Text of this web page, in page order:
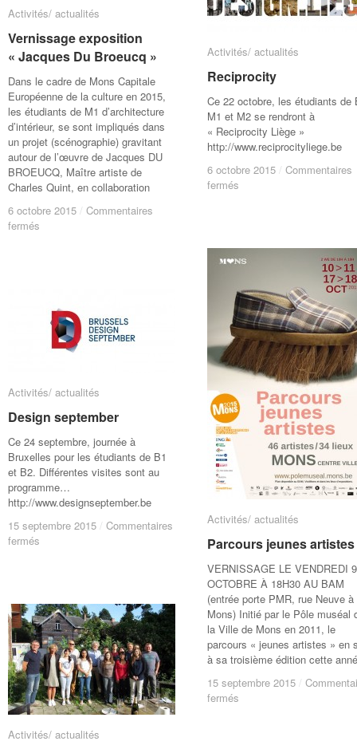
Activités/ actualités
Vernissage exposition
« Jacques Du Broeucq »
Dans le cadre de Mons Capitale
Européenne de la culture en 2015,
les étudiants de M1 d’architecture
d’intérieur, se sont impliqués dans
un projet (scénographie) gravitant
autour de l’œuvre de Jacques DU
BROEUCQ, Maître artiste de
Charles Quint, en collaboration
6 octobre 2015 / Commentaires
fermés
Activités/ actualités
Vernissage exposition
« Jacques Du Broeucq »
6 octobre 2015 / Commentaires
fermés
Activités/ actualités
Reciprocity
Ce 22 octobre, les étudiants de
M1 et M2 se rendront à
« Reciprocity Liège »
http://www.reciprocityliege.be
6 octobre 2015 / Commentaires
fermés
Activités/ actualités
Reciprocity
6 octobre 2015 / Commentaires
fermés
Activités/ actualités
Parcours jeunes artistes
VERNISSAGE LE VENDREDI 9
OCTOBRE À 18H30 AU BAM
(entrée porte PMR, rue Neuve à
Mons) Initié par le Pôle muséal
la Ville de Mons en 2011, le
parcours « jeunes artistes » en
à sa troisième édition cette
15 septembre 2015 /
fermés
Activités/ actualités
Parcours jeunes artistes
15 septembre 2015 /
fermés
Activités/ actualités
Design september
Ce 24 septembre, journée à
Bruxelles pour les étudiants de B1
et B2. Différentes visites sont au
programme…
http://www.designseptember.be
15 septembre 2015 / Commentaires
fermés
Activités/ actualités
Design september
15 septembre 2015 / Commentaires
fermés
Activités/ actualités
Activités/ actualités